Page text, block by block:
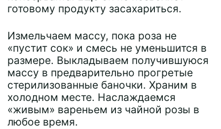
готовому продукту засахариться.
Измельчаем массу, пока роза не
«пустит сок» и смесь не уменьшится в
размере. Выкладываем получившуюся
массу в предварительно прогретые
стерилизованные баночки. Храним в
холодном месте. Наслаждаемся
«живым» вареньем из чайной розы в
любое время.